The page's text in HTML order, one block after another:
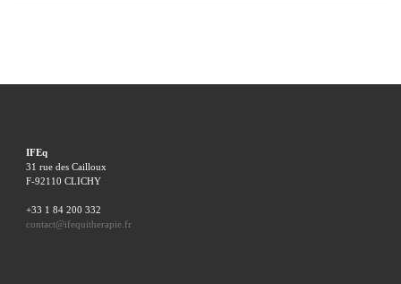
IFEq
31 rue des Cailloux
F-92110 CLICHY
+33 1 84 200 332
contact@ifequitherapie.fr